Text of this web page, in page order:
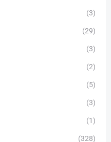
(3)
(29)
(3)
(2)
(5)
(3)
(1)
(328)